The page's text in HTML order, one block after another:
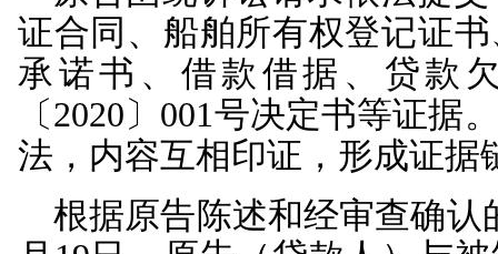
讼费、保全费等。
事实和理由：2018年
款合同一份，约定原
3,450,000元，原告于